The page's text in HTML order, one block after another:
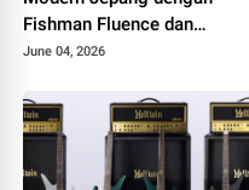
Fishman Fluence dan
Tremolo Locking
June 04, 2026